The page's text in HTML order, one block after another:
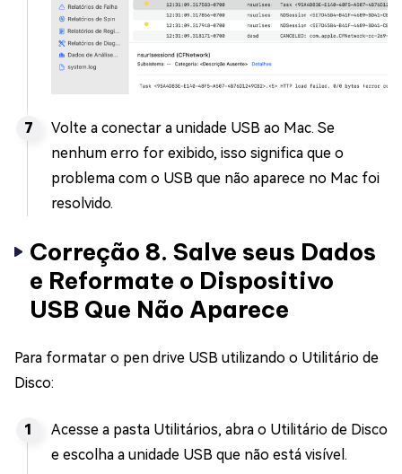
Volte a conectar a unidade USB ao Mac. Se
nenhum erro for exibido, isso significa que o
problema com o USB que não aparece no Mac foi
resolvido.
Correção 8. Salve seus Dados
e Reformate o Dispositivo
USB Que Não Aparece
Para formatar o pen drive USB utilizando o Utilitário de
Disco:
Acesse a pasta Utilitários, abra o Utilitário de Disco
e escolha a unidade USB que não está visível.